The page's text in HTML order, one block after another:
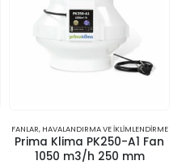
FANLAR, HAVALANDIRMA VE İKLIMLENDIRME
Prima Klima PK250-A1 Fan
1050 m3/h 250 mm